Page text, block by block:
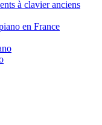
à clavier anciens
en France